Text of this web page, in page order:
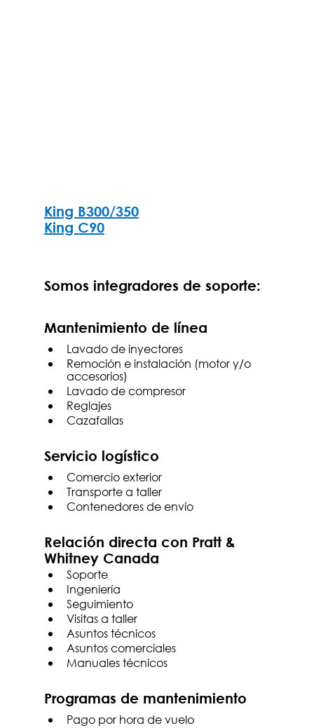
King B300/350
King C90
Somos integradores de soporte:
Mantenimiento de línea
Lavado de inyectores
Remoción e instalación (motor y/o
accesorios)
Lavado de compresor
Reglajes
Cazafallas
Servicio logístico
Comercio exterior
Transporte a taller
Contenedores de envío
Relación directa con Pratt &
Whitney Canada
Soporte
Ingeniería
Seguimiento
Visitas a taller
Asuntos técnicos
Asuntos comerciales
Manuales técnicos
Programas de mantenimiento
Pago por hora de vuelo